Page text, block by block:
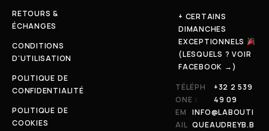
RETOURS &
ÉCHANGES
CONDITIONS
D'UTILISATION
POLITIQUE DE
CONFIDENTIALITÉ
POLITIQUE DE
COOKIES
+ CERTAINS
DIMANCHES
EXCEPTIONNELS
(LESQUELS ? VOIR
FACEBOOK →)
TÉLÉPH
ONE :
+32 2 539
49 09
EM
AIL
INFO@LABOUTI
QUEAUDREYB.B